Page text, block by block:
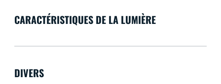
CARACTÉRISTIQUES DE LA LUMIÈRE
DIVERS